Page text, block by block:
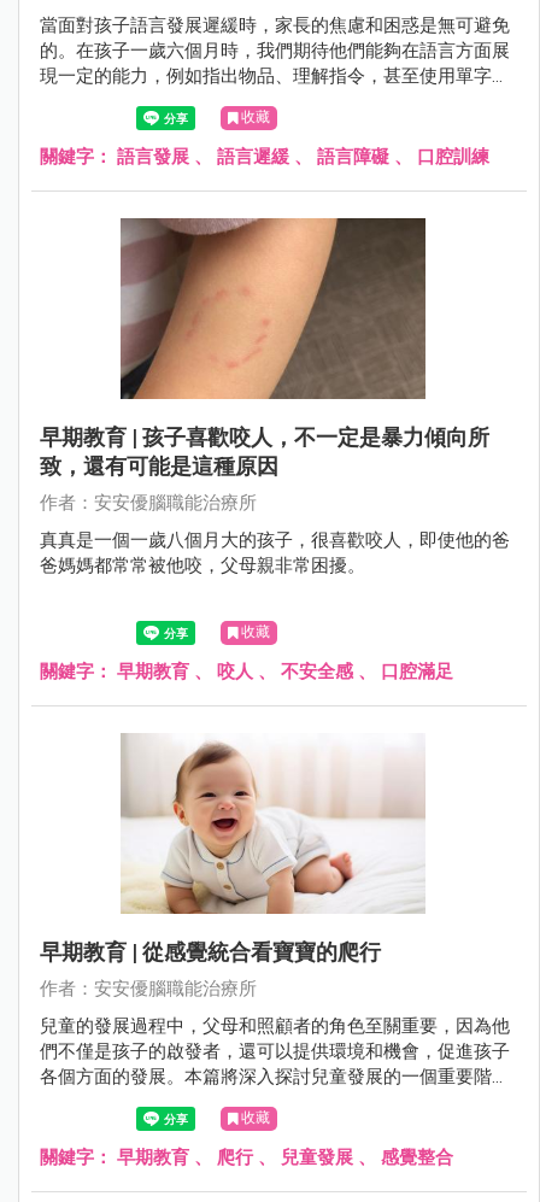
當面對孩子語言發展遲緩時，家長的焦慮和困惑是無可避免
的。在孩子一歲六個月時，我們期待他們能夠在語言方面展
現一定的能力，例如指出物品、理解指令，甚至使用單字表
達需求。然而，若孩子未達到這些里程碑，家長往往會感到
困惑，擔心孩子的未來發展。
收藏
關鍵字： 語言發展 、 語言遲緩 、 語言障礙 、 口腔訓練
早期教育 | 孩子喜歡咬人，不一定是暴力傾向所
致，還有可能是這種原因
作者：安安優腦職能治療所
真真是一個一歲八個月大的孩子，很喜歡咬人，即使他的爸
爸媽媽都常常被他咬，父母親非常困擾。
收藏
關鍵字： 早期教育 、 咬人 、 不安全感 、 口腔滿足
早期教育 | 從感覺統合看寶寶的爬行
作者：安安優腦職能治療所
兒童的發展過程中，父母和照顧者的角色至關重要，因為他
們不僅是孩子的啟發者，還可以提供環境和機會，促進孩子
各個方面的發展。本篇將深入探討兒童發展的一個重要階
段：爬行。通過了解兒童在爬行過程中的生理和感覺發展，
我們可以更好地理解為什麼爬行對孩子的成長至關重要。父
母和照顧者將在這本文章中找到有關如何支持和促進寶寶爬
收藏
關鍵字： 早期教育 、 爬行、 兒童發展 、 感覺整合